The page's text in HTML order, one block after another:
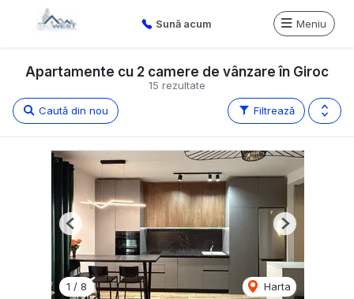
Sună acum Meniu
15 rezultate
Apartamente cu 2 camere de vânzare în Giroc
Filtrează
Caută din nou
1 / 8 Harta
Previous Next